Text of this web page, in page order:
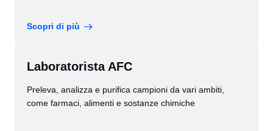
Scopri di più
Laboratorista AFC
Preleva, analizza e purifica campioni da vari ambiti,
come farmaci, alimenti e sostanze chimiche